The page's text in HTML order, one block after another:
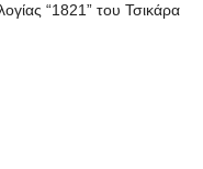
“1821” του Τσικάρα